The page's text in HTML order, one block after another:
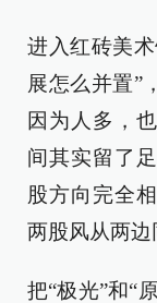
进入红砖美
展怎么并置”
因为人多，
间其实留了
股方向完全
两股风从两边
把“极光”和“